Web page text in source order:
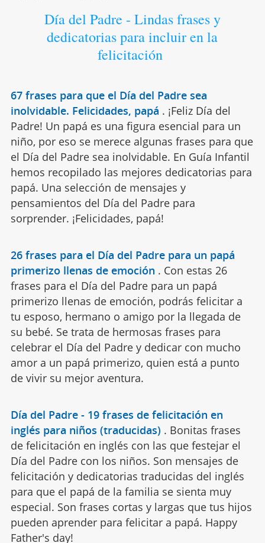
Día del Padre - Lindas frases y
dedicatorias para incluir en la
felicitación
67 frases para que el Día del Padre sea
inolvidable. Felicidades, papá . ¡Feliz Día del
Padre! Un papá es una figura esencial para un
niño, por eso se merece algunas frases para que
el Día del Padre sea inolvidable. En Guía Infantil
hemos recopilado las mejores dedicatorias para
papá. Una selección de mensajes y
pensamientos del Día del Padre para
sorprender. ¡Felicidades, papá!
26 frases para el Día del Padre para un papá
primerizo llenas de emoción . Con estas 26
frases para el Día del Padre para un papá
primerizo llenas de emoción, podrás felicitar a
tu esposo, hermano o amigo por la llegada de
su bebé. Se trata de hermosas frases para
celebrar el Día del Padre y dedicar con mucho
amor a un papá primerizo, quien está a punto
de vivir su mejor aventura.
Día del Padre - 19 frases de felicitación en
inglés para niños (traducidas) . Bonitas frases
de felicitación en inglés con las que festejar el
Día del Padre con los niños. Son mensajes de
felicitación y dedicatorias traducidas del inglés
para que el papá de la familia se sienta muy
especial. Son frases cortas y largas que tus hijos
pueden aprender para felicitar a papá. Happy
Father's day!